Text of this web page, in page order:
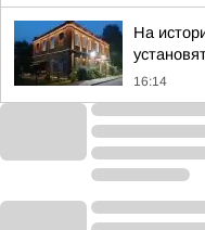
На
16:14